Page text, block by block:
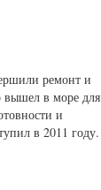
ремонт и
вышел в море для
и
в 2011 году.